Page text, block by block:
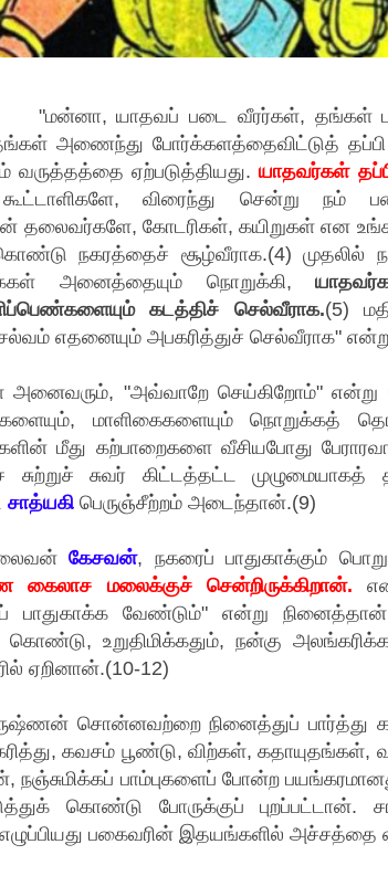
"மன்னா, யாதவப் படை வீரர்கள், தங்கள்
அணைந்து போர்க்களத்தைவிட்டுத்
வருத்தத்தை ஏற்படுத்தியது.யாதவர்கள்
விரைந்து சென்று நம்
தலைவர்களே, கோடரிகள், கயிறுகள் என
நகரத்தைச் சூழ்வீராக.(4) முதலில்
அனைத்தையும் நொறுக்கி,
கடத்திச் செல்வீராக.(5)
எதனையும் அபகரித்துச் செல்வீராக"
அனைவரும், "அவ்வாறே செய்கிறோம்" என்று
மாளிகைகளையும் நொறுக்கத்
மீது கற்பாறைகளை வீசியபோது
சுற்றுச் சுவர் கிட்டத்தட்ட முழுமையாகத்
சாத்யகி பெருஞ்சீற்றம் அடைந்தான்.(9)
கேசவன், நகரைப் பாதுகாக்கும்
மலைக்குச் சென்றிருக்கிறான்.
பாதுகாக்க வேண்டும்" என்று
உறுதிமிக்கதும், நன்கு
ஏறினான்.(10-12)
சொன்னவற்றை நினைத்துப் பார்த்து
கவசம் பூண்டு, விற்கள்,
பாம்புகளைப் போன்ற
கொண்டு போருக்குப் புறப்பட்டான்.
பகைவரின் இதயங்களில் அச்சத்தை